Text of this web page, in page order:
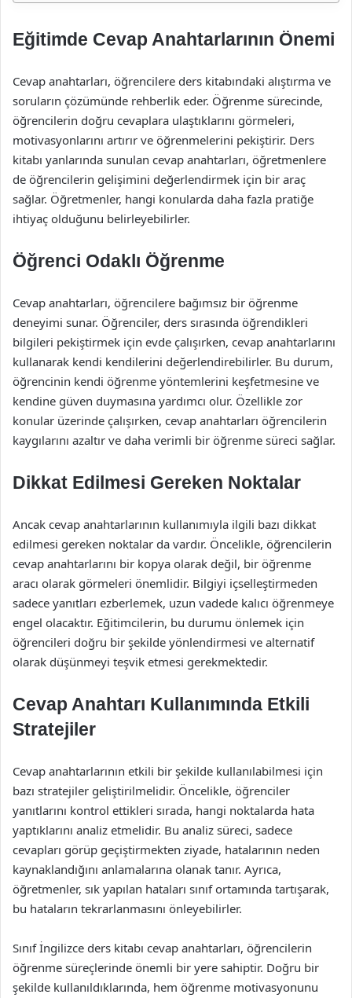
Eğitimde Cevap Anahtarlarının Önemi
Cevap anahtarları, öğrencilere ders kitabındaki alıştırma ve
soruların çözümünde rehberlik eder. Öğrenme sürecinde,
öğrencilerin doğru cevaplara ulaştıklarını görmeleri,
motivasyonlarını artırır ve öğrenmelerini pekiştirir. Ders
kitabı yanlarında sunulan cevap anahtarları, öğretmenlere
de öğrencilerin gelişimini değerlendirmek için bir araç
sağlar. Öğretmenler, hangi konularda daha fazla pratiğe
ihtiyaç olduğunu belirleyebilirler.
Öğrenci Odaklı Öğrenme
Cevap anahtarları, öğrencilere bağımsız bir öğrenme
deneyimi sunar. Öğrenciler, ders sırasında öğrendikleri
bilgileri pekiştirmek için evde çalışırken, cevap anahtarlarını
kullanarak kendi kendilerini değerlendirebilirler. Bu durum,
öğrencinin kendi öğrenme yöntemlerini keşfetmesine ve
kendine güven duymasına yardımcı olur. Özellikle zor
konular üzerinde çalışırken, cevap anahtarları öğrencilerin
kaygılarını azaltır ve daha verimli bir öğrenme süreci sağlar.
Dikkat Edilmesi Gereken Noktalar
Ancak cevap anahtarlarının kullanımıyla ilgili bazı dikkat
edilmesi gereken noktalar da vardır. Öncelikle, öğrencilerin
cevap anahtarlarını bir kopya olarak değil, bir öğrenme
aracı olarak görmeleri önemlidir. Bilgiyi içselleştirmeden
sadece yanıtları ezberlemek, uzun vadede kalıcı öğrenmeye
engel olacaktır. Eğitimcilerin, bu durumu önlemek için
öğrencileri doğru bir şekilde yönlendirmesi ve alternatif
olarak düşünmeyi teşvik etmesi gerekmektedir.
Cevap Anahtarı Kullanımında Etkili
Stratejiler
Cevap anahtarlarının etkili bir şekilde kullanılabilmesi için
bazı stratejiler geliştirilmelidir. Öncelikle, öğrenciler
yanıtlarını kontrol ettikleri sırada, hangi noktalarda hata
yaptıklarını analiz etmelidir. Bu analiz süreci, sadece
cevapları görüp geçiştirmekten ziyade, hatalarının neden
kaynaklandığını anlamalarına olanak tanır. Ayrıca,
öğretmenler, sık yapılan hataları sınıf ortamında tartışarak,
bu hataların tekrarlanmasını önleyebilirler.
Sınıf İngilizce ders kitabı cevap anahtarları, öğrencilerin
öğrenme süreçlerinde önemli bir yere sahiptir. Doğru bir
şekilde kullanıldıklarında, hem öğrenme motivasyonunu